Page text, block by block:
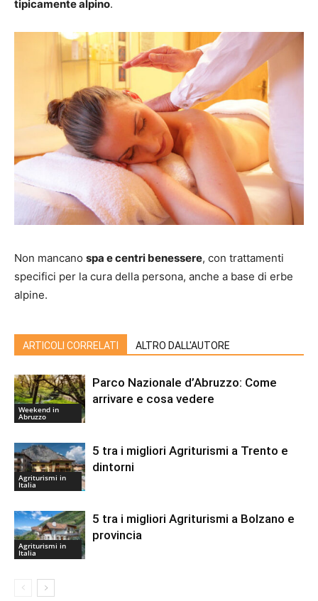
tipicamente alpino.
Non mancano spa e centri benessere, con trattamenti
specifici per la cura della persona, anche a base di erbe
alpine.
ARTICOLI CORRELATI ALTRO DALL'AUTORE
Weekend in
Abruzzo
Parco Nazionale d’Abruzzo: Come
arrivare e cosa vedere
Agriturismi in
Italia
5 tra i migliori Agriturismi a Trento e
dintorni
Agriturismi in
Italia
5 tra i migliori Agriturismi a Bolzano e
provincia